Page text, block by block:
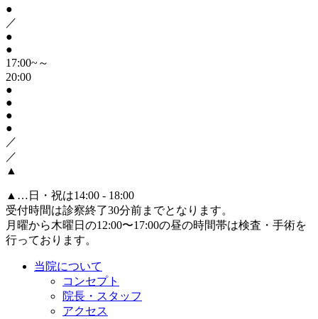
●
／
●
●
17:00~～
20:00
●
●
●
●
／
／
▲
▲ …日・祝は14:00 - 18:00
受付時間は診察終了30分前までとなります。
月曜から木曜日の12:00〜17:00の昼の時間帯は検査・手術を
行っております。
当院について
コンセプト
院長・スタッフ
アクセス